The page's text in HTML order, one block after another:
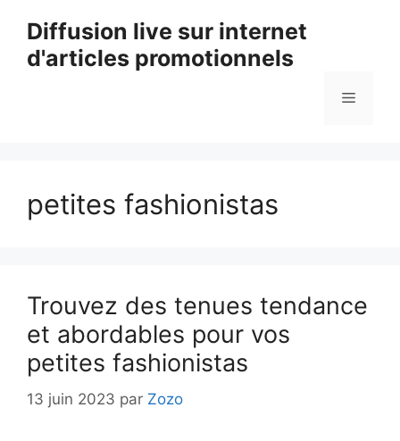
contenu
Diffusion live sur internet
d'articles promotionnels
Menu
petites fashionistas
Trouvez des tenues tendance
et abordables pour vos
petites fashionistas
13 juin 2023 par Zozo